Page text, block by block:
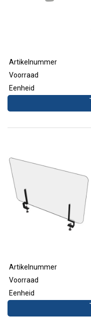
Artikelnummer
Voorraad
Eenheid
Artikelnummer
Voorraad
Eenheid